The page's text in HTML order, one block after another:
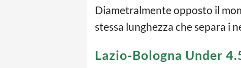
Diametralmente opposto il
stessa lunghezza che separa i
Lazio-Bologna Under